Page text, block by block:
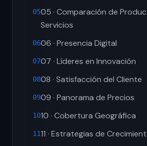
0505 · Comparación de
Servicios
0606 · Presencia Digital
0707 · Líderes en Innovación
0808 · Satisfacción del Cliente
0909 · Panorama de Precios
1010 · Cobertura Geográfica
1111 · Estrategias de